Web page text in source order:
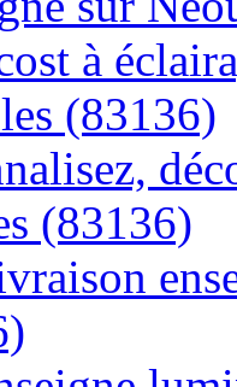
à
(83136)
(83136)